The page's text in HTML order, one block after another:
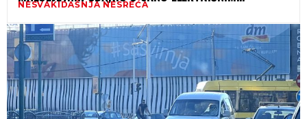
ROMOBILOM – TEŠKO OZLIJEĐEN
NESVAKIDAŠNJA NESREĆA